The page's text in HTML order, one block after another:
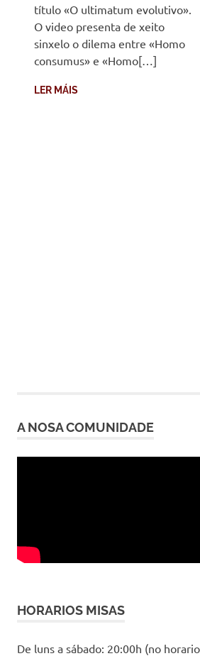
título «O ultimatum evolutivo».
O video presenta de xeito
sinxelo o dilema entre «Homo
consumus» e «Homo[…]
LER MÁIS
A NOSA COMUNIDADE
HORARIOS MISAS
De luns a sábado: 20:00h (no